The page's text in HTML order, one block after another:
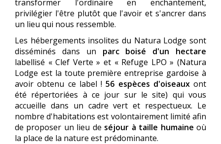
transformer l'ordinaire en enchantement,
privilégier l'être plutôt que l'avoir et s'ancrer dans
un lieu qui nous ressemble.
Les hébergements insolites du Natura Lodge sont
disséminés dans un parc boisé d'un hectare
labellisé « Clef Verte » et « Refuge LPO » (Natura
Lodge est la toute première entreprise gardoise à
avoir obtenu ce label !56 espèces d'oiseauxont
été répertoriées à ce jour sur le site) qui vous
accueille dans un cadre vert et respectueux. Le
nombre d'habitations est volontairement limité afin
de proposer un lieu de séjour à taille humaine où
la place de la nature est prédominante.